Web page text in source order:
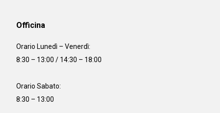
Officina
Orario Lunedì – Venerdì:
8:30 – 13:00 / 14:30 – 18:00
Orario Sabato:
8:30 – 13:00